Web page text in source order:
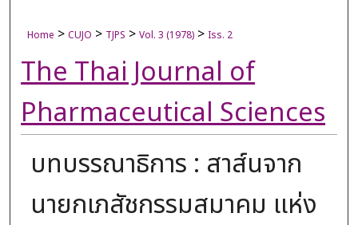
Home > CUJO > TJPS > Vol. 3 (1978) > Iss. 2
The Thai Journal of
Pharmaceutical Sciences
บทบรรณาธิการ : สาส์นจาก
นายกเภสัชกรรมสมาคม แห่ง